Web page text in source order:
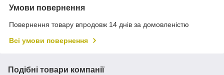
Умови повернення
Повернення товару впродовж 14 днів за домовленістю
Всі умови повернення
Подібні товари компанії